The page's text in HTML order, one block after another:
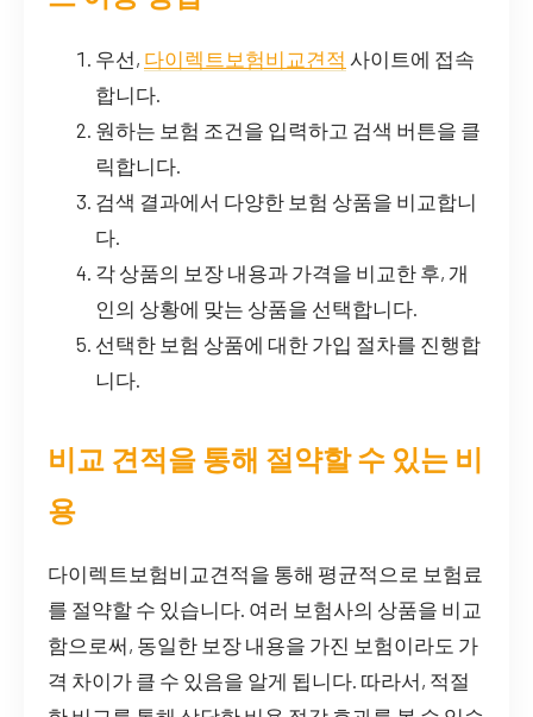
우선, 다이렉트보험비교견적 사이트에 접속
합니다.
원하는 보험 조건을 입력하고 검색 버튼을 클
릭합니다.
검색 결과에서 다양한 보험 상품을 비교합니
다.
각 상품의 보장 내용과 가격을 비교한 후, 개
인의 상황에 맞는 상품을 선택합니다.
선택한 보험 상품에 대한 가입 절차를 진행합
니다.
비교 견적을 통해 절약할 수 있는 비
용
다이렉트보험비교견적을 통해 평균적으로 보험료
를 절약할 수 있습니다. 여러 보험사의 상품을 비교
함으로써, 동일한 보장 내용을 가진 보험이라도 가
격 차이가 클 수 있음을 알게 됩니다. 따라서, 적절